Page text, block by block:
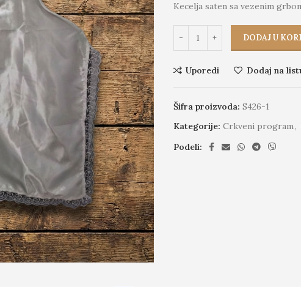
Kecelja saten sa vezenim
DODAJ U
Uporedi Dodaj na
Šifra proizvoda: S426-1
Kategorije: Crkveni program,
Podeli: